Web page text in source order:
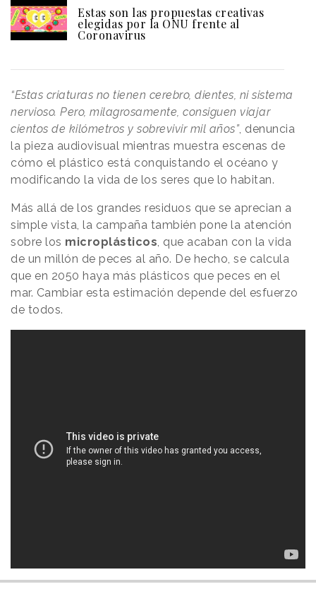
Estas son las propuestas creativas
elegidas por la ONU frente al
Coronavirus
“Estas criaturas no tienen cerebro, dientes, ni sistema
nervioso. Pero, milagrosamente, consiguen viajar
cientos de kilómetros y sobrevivir mil años”, denuncia
la pieza audiovisual mientras muestra escenas de
cómo el plástico está conquistando el océano y
modificando la vida de los seres que lo habitan.
Más allá de los grandes residuos que se aprecian a
simple vista, la campaña también pone la atención
sobre los microplásticos, que acaban con la vida
de un millón de peces al año. De hecho, se calcula
que en 2050 haya más plásticos que peces en el
mar. Cambiar esta estimación depende del esfuerzo
de todos.